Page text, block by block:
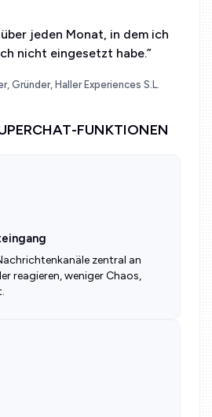
jeden Monat, in dem ich
nicht eingesetzt habe.”
Gründer, Haller Experiences S.L.
FUNKTIONEN
zentral an
reagieren, weniger Chaos,